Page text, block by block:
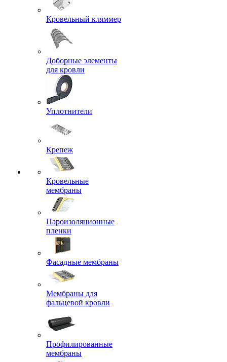
Кровельный кляммер
Доборные элементы
для кровли
Уплотнители
Крепеж
Кровельные
мембраны
Пароизоляционные
пленки
Фасадные мембраны
Мембраны для
фальцевой кровли
Профилированные
мембраны